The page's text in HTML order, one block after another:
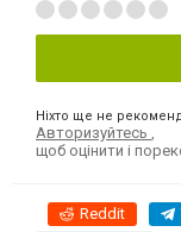
Ніхто ще не
Авторизуйтесь ,
щоб оцінити і
Reddit